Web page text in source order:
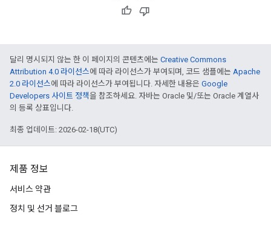
달리 명시되지 않는 한 이 페이지의 콘텐츠에는 Creative Commons
Attribution 4.0 라이선스에 따라 라이선스가 부여되며, 코드 샘플에는 Apache
2.0 라이선스에 따라 라이선스가 부여됩니다. 자세한 내용은 Google
Developers 사이트 정책을 참조하세요. 자바는 Oracle 및/또는 Oracle 계열사
의 등록 상표입니다.
최종 업데이트: 2026-02-18(UTC)
제품 정보
서비스 약관
정치 및 선거 블로그